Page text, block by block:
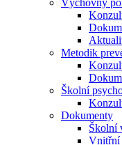
Výchovný
Metodik
Školní
Dokumenty
Školní
Vnitřní